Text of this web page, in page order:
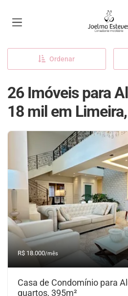
Página
Ordenar
26 Imóveis para
18 mil em
R$ 18.000/mês
Casa de Condomínio para
quartos, 395m²